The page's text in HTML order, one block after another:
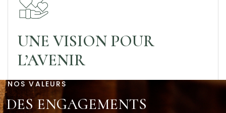
UNE VISION POUR
L’AVENIR
NOS VALEURS
DES ENGAGEMENTS